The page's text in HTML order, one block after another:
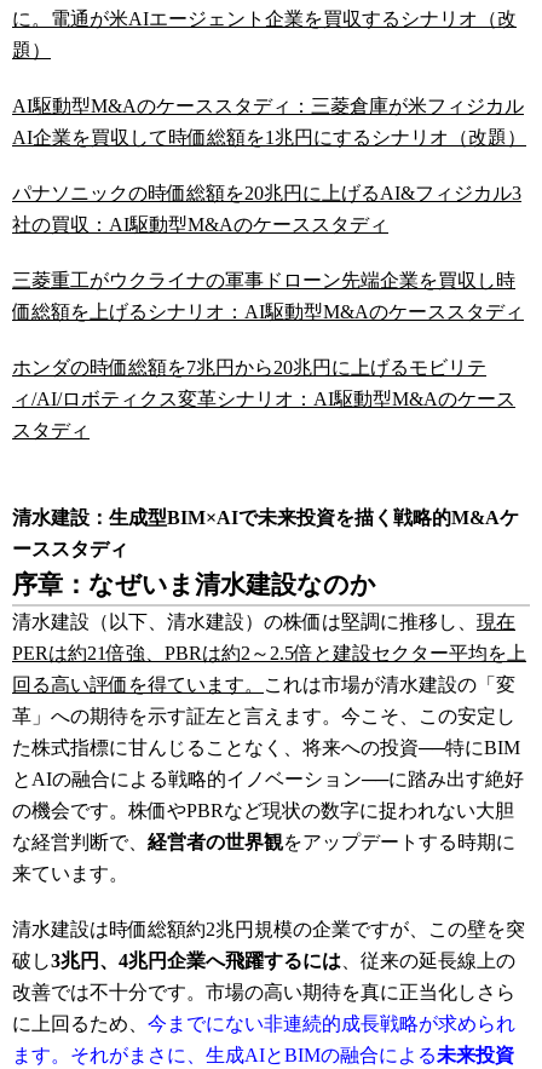
に。電通が米AIエージェント企業を買収するシナリオ（改
題）
AI駆動型M&Aのケーススタディ：三菱倉庫が米フィジカル
AI企業を買収して時価総額を1兆円にするシナリオ（改題）
パナソニックの時価総額を20兆円に上げるAI&フィジカル3
社の買収：AI駆動型M&Aのケーススタディ
三菱重工がウクライナの軍事ドローン先端企業を買収し時
価総額を上げるシナリオ：AI駆動型M&Aのケーススタディ
ホンダの時価総額を7兆円から20兆円に上げるモビリテ
ィ/AI/ロボティクス変革シナリオ：AI駆動型M&Aのケース
スタディ
清水建設：生成型BIM×AIで未来投資を描く戦略的M&Aケ
ーススタディ
序章：なぜいま清水建設なのか
清水建設（以下、清水建設）の株価は堅調に推移し、 現在
PERは約21倍強、PBRは約2～2.5倍と建設セクター平均を上
回る高い評価を得ています。
これは市場が清水建設の「変
革」への期待を示す証左と言えます。今こそ、この安定し
た株式指標に甘んじることなく、将来への投資──特にBIM
とAIの融合による戦略的イノベーション──に踏み出す絶好
の機会です。株価やPBRなど現状の数字に捉われない大胆
な経営判断で、 経営者の世界観をアップデートする時期に
来ています。
清水建設は時価総額約2兆円規模の企業ですが、この壁を突
破し3兆円、4兆円企業へ飛躍するには 、従来の延長線上の
改善では不十分です。市場の高い期待を真に正当化しさら
に上回るため、 今までにない非連続的成長戦略が求められ
ます。それがまさに、生成AIとBIMの融合による未来投資